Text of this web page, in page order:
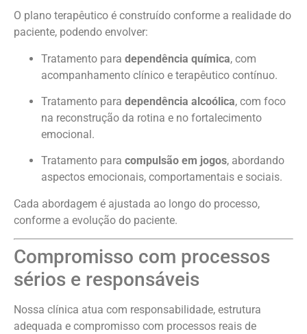
O plano terapêutico é construído conforme a realidade do
paciente, podendo envolver:
Tratamento para dependência química, com
acompanhamento clínico e terapêutico contínuo.
Tratamento para dependência alcoólica, com foco
na reconstrução da rotina e no fortalecimento
emocional.
Tratamento para compulsão em jogos, abordando
aspectos emocionais, comportamentais e sociais.
Cada abordagem é ajustada ao longo do processo,
conforme a evolução do paciente.
Compromisso com processos
sérios e responsáveis
Nossa clínica atua com responsabilidade, estrutura
adequada e compromisso com processos reais de